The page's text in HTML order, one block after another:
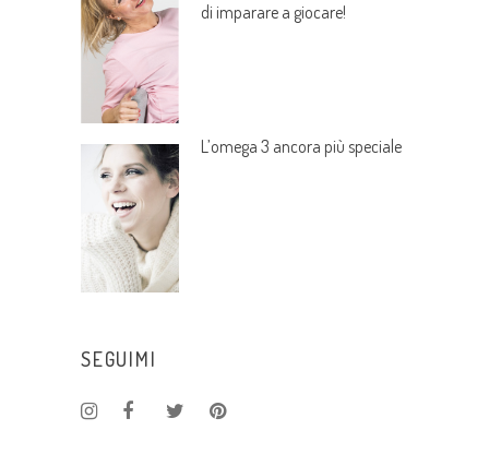
di imparare a giocare!
L’omega 3 ancora più speciale
SEGUIMI